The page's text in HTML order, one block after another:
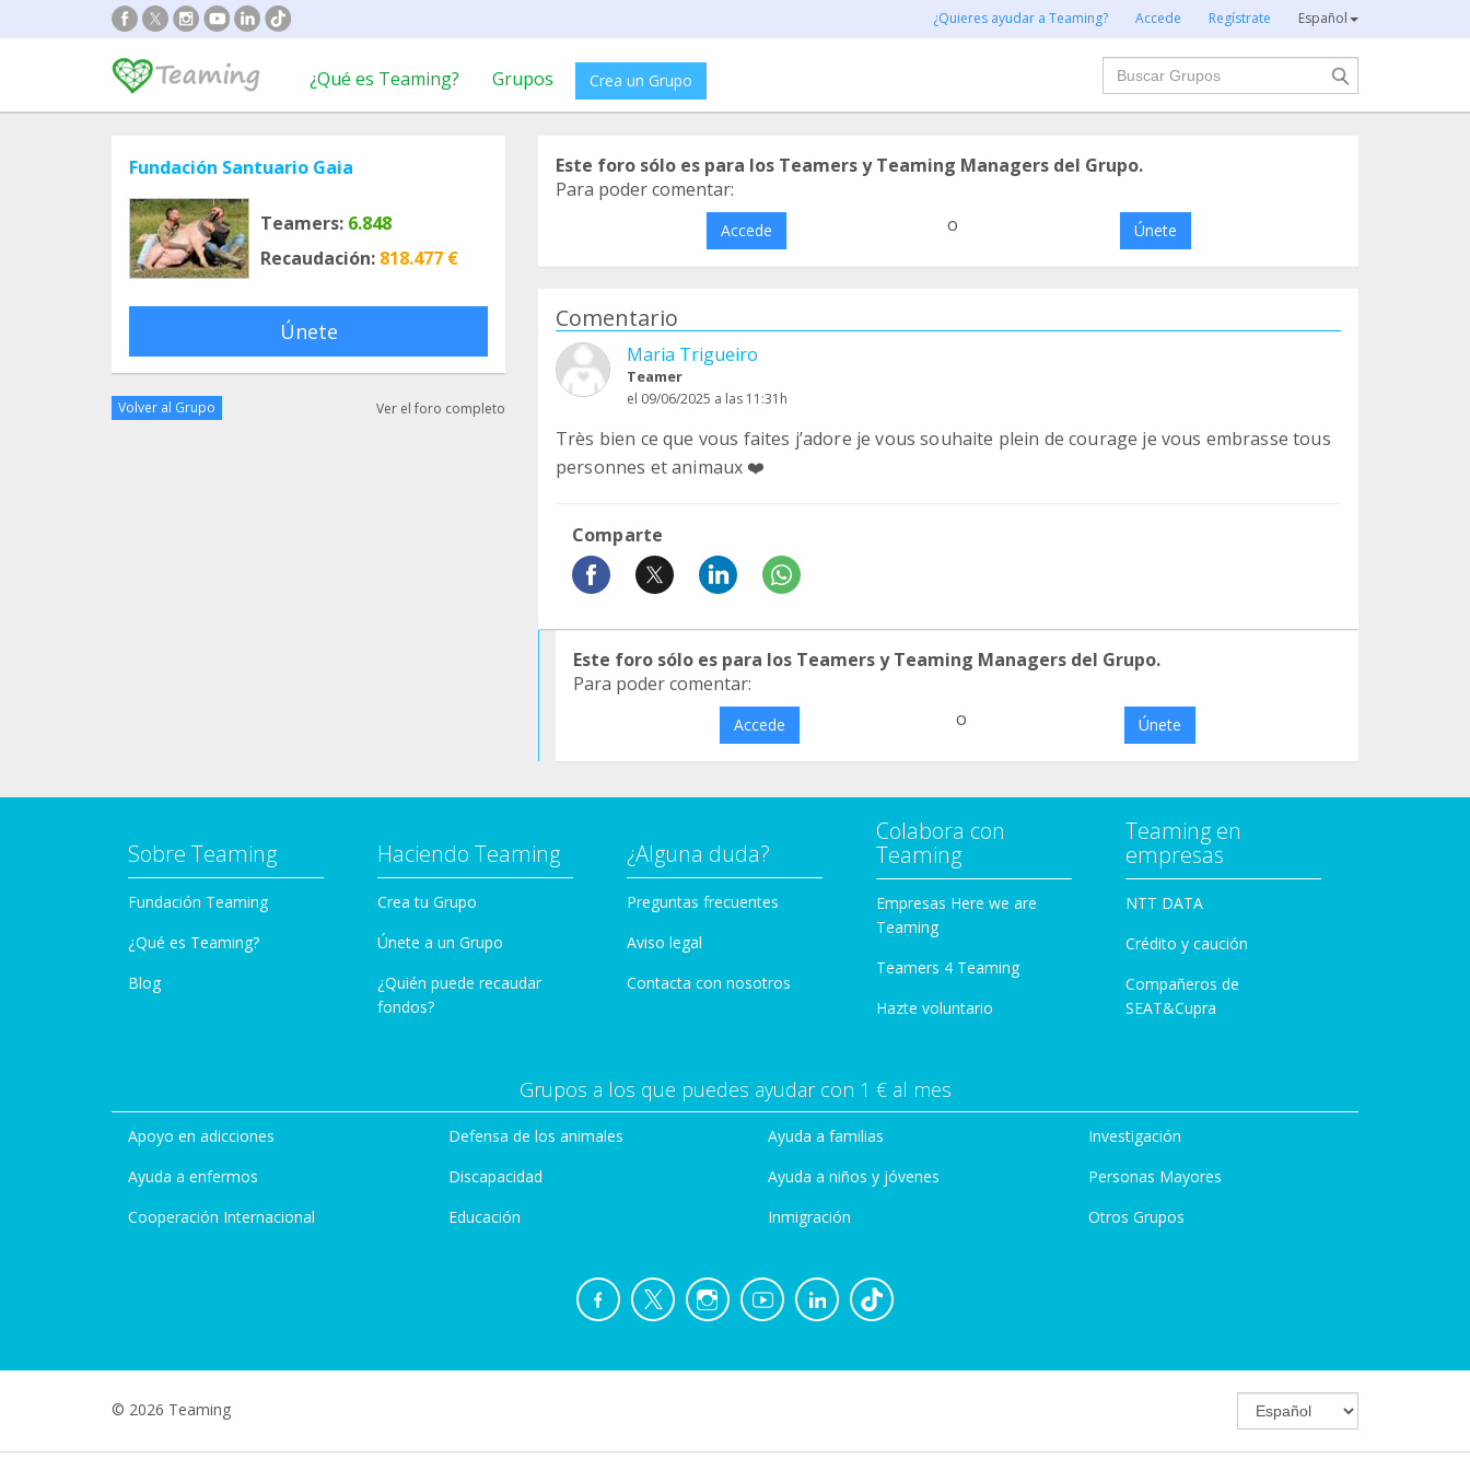
¿Quieres ayudar a Teaming? Accede Regístrate Español
¿Qué es Teaming? Grupos Crea un Grupo
Buscar
Fundación Santuario Gaia
Teamers: 6.848
Recaudación: 818.477 €
Únete
Volver al Grupo Ver el foro completo
Este foro sólo es para los Teamers y Teaming Managers del Grupo.
Para poder comentar:
Accede o Únete
Comentario
Maria Trigueiro
Teamer
el 09/06/2025 a las 11:31h
Très bien ce que vous faites j’adore je vous souhaite plein de courage je vous embrasse tous
personnes et animaux ❤️
Comparte
Este foro sólo es para los Teamers y Teaming Managers del Grupo.
Para poder comentar:
Accede o Únete
Sobre Teaming
Fundación Teaming
¿Qué es Teaming?
Blog
Haciendo Teaming
Crea tu Grupo
Únete a un Grupo
¿Quién puede recaudar
fondos?
¿Alguna duda?
Preguntas frecuentes
Aviso legal
Contacta con nosotros
Colabora con
Teaming
Empresas Here we are
Teaming
Teamers 4 Teaming
Hazte voluntario
Teaming en
empresas
NTT DATA
Crédito y caución
Compañeros de
SEAT&Cupra
Grupos a los que puedes ayudar con 1 € al mes
Apoyo en adicciones
Ayuda a enfermos
Cooperación Internacional
Defensa de los animales
Discapacidad
Educación
Ayuda a familias
Ayuda a niños y jóvenes
Inmigración
Investigación
Personas Mayores
Otros Grupos
© 2026 Teaming